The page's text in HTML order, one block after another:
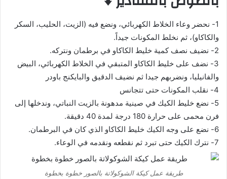
1- نحضر وعاء الخلاط الكهربائي، ونضع فيه (الزيت، الحليب، السكر
والكاكاو)، ثم نخلط المكونات جيداً.
2- نضيف نصف كمية خليط الكاكاو في برطمان ونتركه.
3- نضف على خليط الكاكاو المتبقي في الخلاط الكهربائي، البيض
والفانيليا، ونضربهم جيدا ثم نضيف الدقيق والبايكنج باودر
4- نقلب المكونات حتى تتجانس
5- نضع خليط الكيك في صينية مدهونة بالزيت النباتي، وندخلها إلى
فرن محمى على حرارة 180 درجة لمدة 40 دقيقة.
6- نضع على وجه الكيك خليط الكاكاو الذي كان في البرطمان.
7- نترك الكيك حتى تبرد ثم نقطعه ونقدمه في الوعاء.
طريقة عمل كيكة الشوكولاتة بالصور خطوة بخطوة